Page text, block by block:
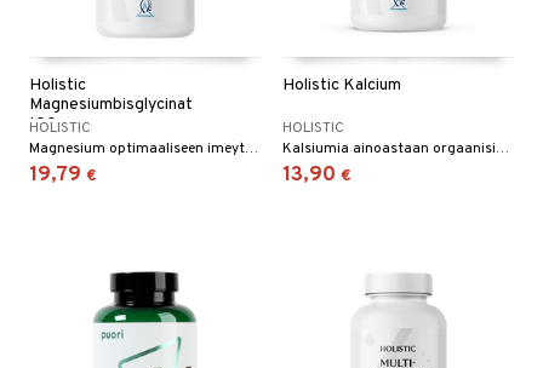
Holistic
Magnesiumbisglycinat
100mg
HOLISTIC
Magnesium optimaaliseen imeytymiseen kehossa ja minimaaliseen vaikutukseen vatsaan.
19,79 €
Holistic Kalcium
HOLISTIC
Kalsiumia ainoastaan orgaanisissa mineraaliyhdisteissä, kalsiummalaatti, kalsiumsitraatti ja kalsiumlaktaatti. Kasvikapseli.
13,90 €